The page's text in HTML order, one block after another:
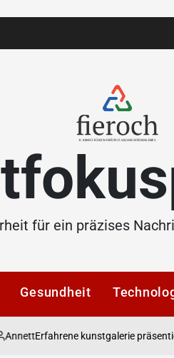
für ein präzises
Gesundheit
Erfahrene kunstgalerie präsentiert